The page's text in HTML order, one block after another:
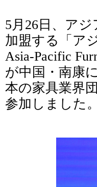
5月26日、ア
加盟する「ア
Asia-Pacific
が中国・南康
本の家具業界
参加しました。